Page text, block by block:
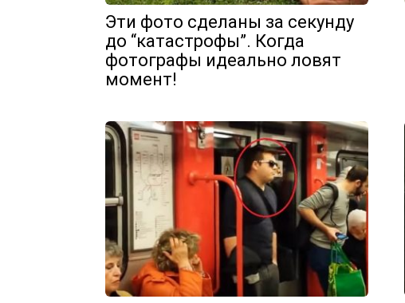
Эти фото сделаны за секунду
до “катастрофы”. Когда
фотографы идеально ловят
момент!